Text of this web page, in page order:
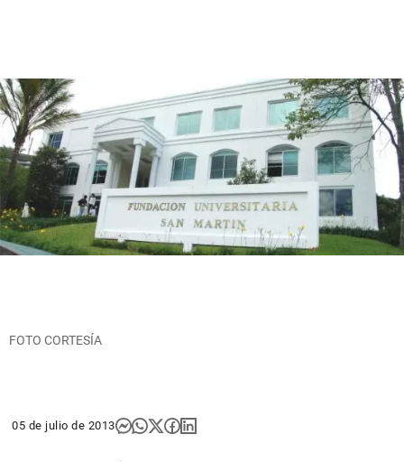
FOTO CORTESÍA
05 de julio de 2013